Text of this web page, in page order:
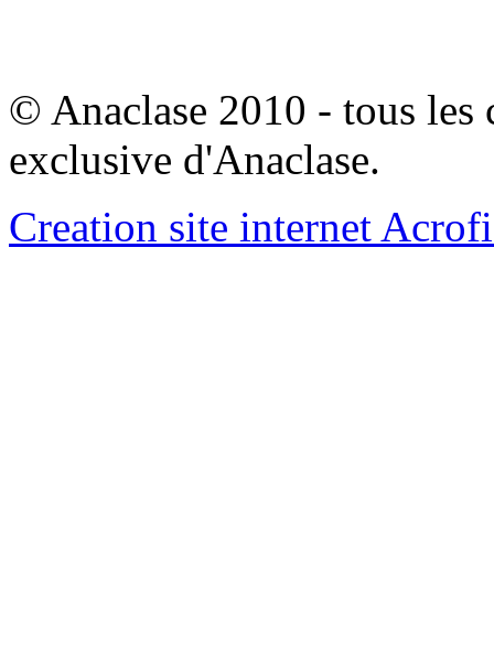
© Anaclase 2010 - tous les
exclusive d'Anaclase.
Creation site internet